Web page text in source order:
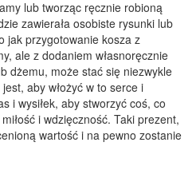
lub tworząc ręcznie robioną
zawierała osobiste rysunki lub
jak przygotowanie kosza z
ale z dodaniem własnoręcznie
dżemu, może stać się niezwykle
aby włożyć w to serce i
i wysiłek, aby stworzyć coś, co
i wdzięczność. Taki prezent,
wartość i na pewno zostanie